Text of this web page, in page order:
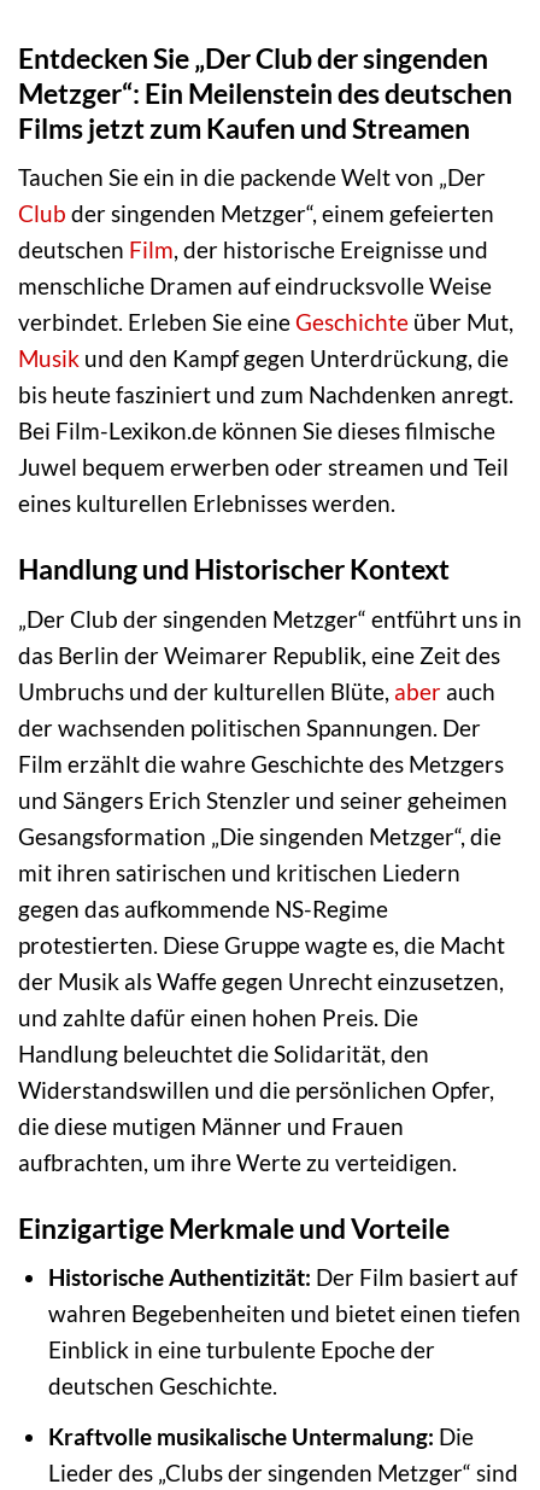
Entdecken Sie „Der Club der singenden
Metzger“: Ein Meilenstein des deutschen
Films jetzt zum Kaufen und Streamen
Tauchen Sie ein in die packende Welt von „Der
Club der singenden Metzger“, einem gefeierten
deutschen Film, der historische Ereignisse und
menschliche Dramen auf eindrucksvolle Weise
verbindet. Erleben Sie eineGeschichte über Mut,
Musik und den Kampf gegen Unterdrückung, die
bis heute fasziniert und zum Nachdenken anregt.
Bei Film-Lexikon.de können Sie dieses filmische
Juwel bequem erwerben oder streamen und Teil
eines kulturellen Erlebnisses werden.
Handlung und Historischer Kontext
„Der Club der singenden Metzger“ entführt uns in
das Berlin der Weimarer Republik, eine Zeit des
Umbruchs und der kulturellen Blüte, aber auch
der wachsenden politischen Spannungen. Der
Film erzählt die wahre Geschichte des Metzgers
und Sängers Erich Stenzler und seiner geheimen
Gesangsformation „Die singenden Metzger“, die
mit ihren satirischen und kritischen Liedern
gegen das aufkommende NS-Regime
protestierten. Diese Gruppe wagte es, die Macht
der Musik als Waffe gegen Unrecht einzusetzen,
und zahlte dafür einen hohen Preis. Die
Handlung beleuchtet die Solidarität, den
Widerstandswillen und die persönlichen Opfer,
die diese mutigen Männer und Frauen
aufbrachten, um ihre Werte zu verteidigen.
Einzigartige Merkmale und Vorteile
Historische Authentizität: Der Film basiert auf
wahren Begebenheiten und bietet einen tiefen
Einblick in eine turbulente Epoche der
deutschen Geschichte.
Kraftvolle musikalische Untermalung: Die
Lieder des „Clubs der singenden Metzger“ sind